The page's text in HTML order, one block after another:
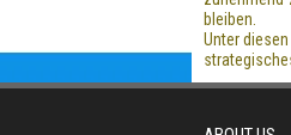
bleiben.
Unter